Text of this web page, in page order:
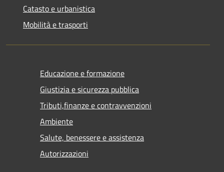
Catasto e urbanistica
Mobilità e trasporti
Educazione e formazione
Giustizia e sicurezza pubblica
Tributi,finanze e contravvenzioni
Ambiente
Salute, benessere e assistenza
Autorizzazioni